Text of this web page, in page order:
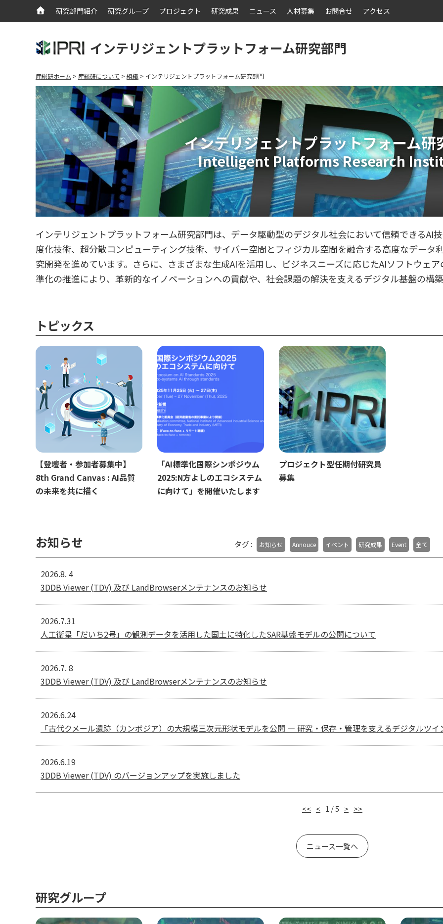
インテリジェントプラットフォーム研究部門
研究部門紹介 研究グループ プロジェクト 研究成果 ニュース 人材募集 お問合せ アクセス
産総研ホーム 産総研について 組織 インテリジェントプラットフォーム研究部門
インテリジェントプラットフォーム研
Intelligent Platforms Research
インテリジェントプラットフォーム研究部門は、データ駆動型のデジタル社会において信頼できるAI
度化技術、超分散コンピューティング技術、サイバー空間とフィジカル空間を融合する高度なデータ
究開発を進めています。さらに、さまざまな生成AIを活用し、ビジネスニーズに応じたAIソフトウェ
準化の推進により、革新的なイノベーションへの貢献や、社会課題の解決を支えるデジタル基盤の構築
トピックス
【登壇者・参加者募集中】
8th Grand Canvas : AI品質
の未来を共に描く
「AI標準化国際シンポジウム
2025:N方よしのエコシステム
に向けて」を開催いたします
プロジェクト型任期付研究員
募集
お知らせ タグ : お知らせ Annouce イベント 研究成果 Event 全て
2026.8. 4
3DDB Viewer (TDV) 及び LandBrowserメンテナンスのお知らせ
2026.7.31
人工衛星「だいち2号」の観測データを活用した国土に特化したSAR基盤モデルの公開について
2026.7. 8
3DDB Viewer (TDV) 及び LandBrowserメンテナンスのお知らせ
2026.6.24
「古代クメール遺跡（カンボジア）の大規模三次元形状モデルを公開 ― 研究・保存・管理を支えるデジタルツイ
2026.6.19
3DDB Viewer (TDV) のバージョンアップを実施しました
<< < 1 / 5 > >>
ニュース一覧へ
研究グループ